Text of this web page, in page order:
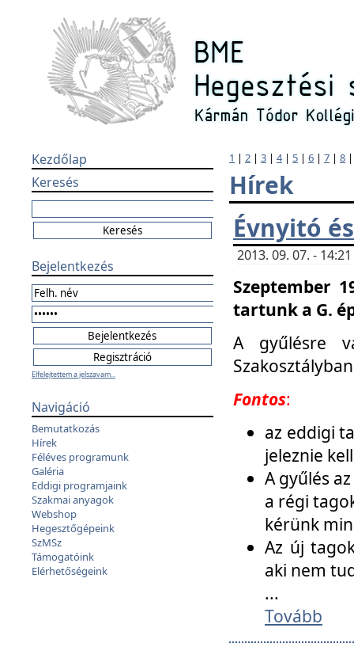
Kezdőlap
Keresés
Bejelentkezés
Elfelejtettem a jelszavam...
Navigáció
Bemutatkozás
Hírek
Féléves programunk
Galéria
Eddigi programjaink
Szakmai anyagok
Webshop
Hegesztőgépeink
SzMSz
Támogatóink
Elérhetőségeink
1 | 2 | 3 | 4| 5 | 6 | 7 | 8
Hírek
Évnyitó
2013. 09. 07. -
Szeptember
tartunk a G.
A gyűlésre
Fontos:
az eddigi
jeleznie
A gyűlés
a régi
kérünk
Az új
aki nem
...
Tovább